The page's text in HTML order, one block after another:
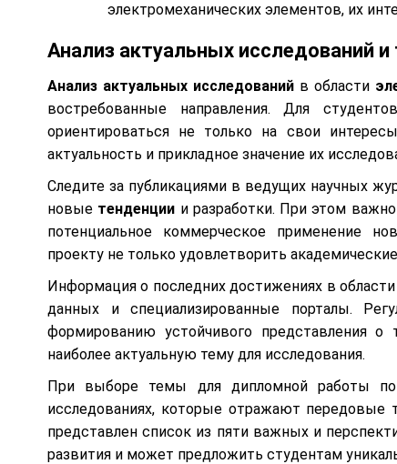
электромеханических элементов, их
Анализ актуальных исследований
Анализ актуальных исследований в области
востребованные направления. Для
ориентироваться не только на свои
актуальность и прикладное значение их
Следите за публикациями в ведущих научных
новые тенденции и разработки. При этом
потенциальное коммерческое применение
проекту не только удовлетворить
Информация о последних достижениях в
данных и специализированные порталы.
формированию устойчивого представления
наиболее актуальную тему для исследования.
При выборе темы для дипломной работы по
исследованиях, которые отражают передовые
представлен список из пяти важных и
развития и может предложить студентам